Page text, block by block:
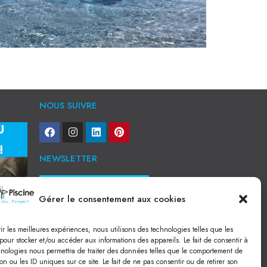
Gérer le consentement aux cookies
les meilleures expériences, nous utilisons des technologies telles que les
stocker et/ou accéder aux informations des appareils. Le fait de consentir à
nous permettra de traiter des données telles que le comportement de
ou les ID uniques sur ce site. Le fait de ne pas consentir ou de retirer son
NOUS SUIVRE
NEWSLETTER
Construction de piscine béton à Narbonne
Piscine coque à Narbonne
Acheter SPA à Narbonne
Pisciniste Narbonne